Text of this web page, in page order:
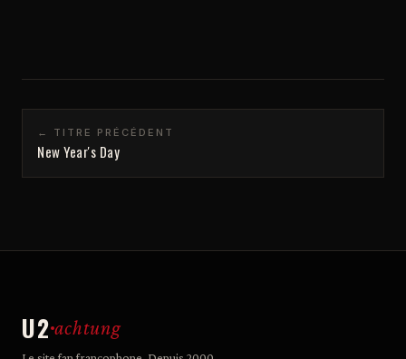
← TITRE PRÉCÉDENT
New Year's Day
U2 achtung